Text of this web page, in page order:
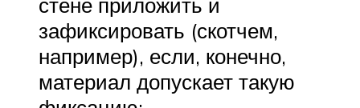
зафиксировать (скотчем,
например), если, конечно,
материал допускает такую